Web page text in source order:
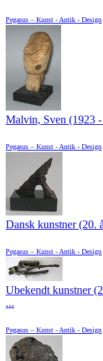
Pegasus – Kunst - Antik - Design
Malvin, Sven (1923
Pegasus – Kunst - Antik - Design
Dansk kunstner (20.
Pegasus – Kunst - Antik - Design
Ubekendt kunstner
...
Pegasus – Kunst - Antik - Design